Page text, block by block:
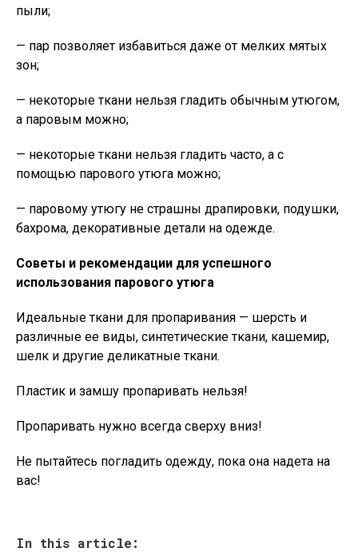
пыли;
— пар позволяет избавиться даже от мелких мятых
зон;
— некоторые ткани нельзя гладить обычным утюгом,
а паровым можно;
— некоторые ткани нельзя гладить часто, а с
помощью парового утюга можно;
— паровому утюгу не страшны драпировки, подушки,
бахрома, декоративные детали на одежде.
Советы и рекомендации для успешного
использования парового утюга
Идеальные ткани для пропаривания — шерсть и
различные ее виды, синтетические ткани, кашемир,
шелк и другие деликатные ткани.
Пластик и замшу пропаривать нельзя!
Пропаривать нужно всегда сверху вниз!
Не пытайтесь погладить одежду, пока она надета на
вас!
In this article: